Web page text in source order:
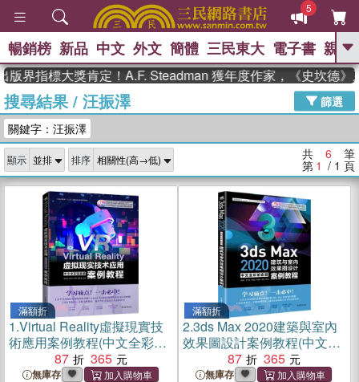
5
GO
高希均教授回憶錄
、 The Odyssey 、 父親節 、 如果歷
獎 臺灣漫遊錄 、 方念華 、 台灣的李
登輝時代
數學女孩：黎曼猜想 、
偉大的迷走神經
暢銷榜 新品 中文 外文 簡體 三民東大 電子書 親子
界指標大獎肯定！A.F. Steadman 獲年度作家，《史坎德》
搜尋結果/ 汪振澤
篩選
關鍵字：汪振澤
顯示 排序 共 6 筆
第 1 / 1 頁
滿額折
1.Virtual Reality虛擬現實技
術應用案例教程(中文全彩鉑
金版)（簡體書）
87 365
無庫存
滿額折
2.3ds Max 2020建築與室內
效果圖設計案例教程(中文全
彩鉑金版)（簡體書）
87 365
無庫存